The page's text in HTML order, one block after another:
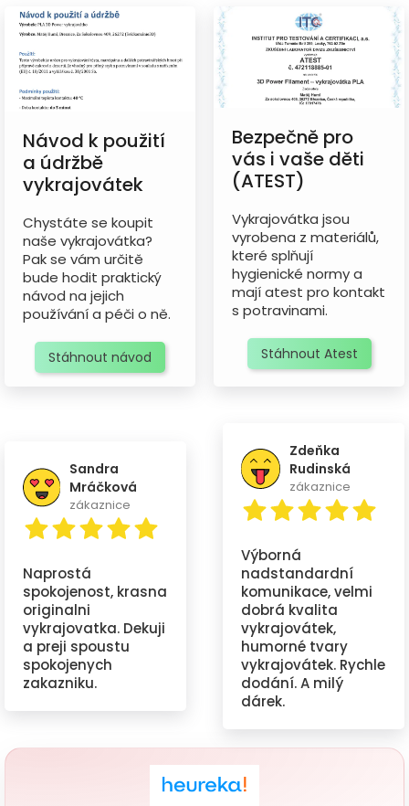
Návod k použití
a údržbě
vykrajovátek
Chystáte se koupit
naše vykrajovátka?
Pak se vám určitě
bude hodit praktický
návod na jejich
používání a péči o ně.
Stáhnout návod
Bezpečně pro
vás i vaše děti
(ATEST)
Vykrajovátka jsou
vyrobena z materiálů,
které splňují
hygienické normy a
mají atest pro kontakt
s potravinami.
Stáhnout Atest
Sandra
Mráčková
zákaznice
Naprostá
spokojenost, krasna
originalni
vykrajovatka. Dekuji
a preji spoustu
spokojenych
zakazniku.
Zdeňka
Rudinská
zákaznice
Výborná
nadstandardní
komunikace, velmi
dobrá kvalita
vykrajovátek,
humorné tvary
vykrajovátek. Rychle
dodání. A milý
dárek.